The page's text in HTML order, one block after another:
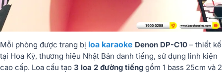
Mỗi phòng được trang bị loa karaoke Denon DP-C10 – thiết kế
tại Hoa Kỳ, thương hiệu Nhật Bản danh tiếng, sử dụng linh kiện
cao cấp. Loa cấu tạo 3 loa 2 đường tiếng gồm 1 bass 25cm và 2